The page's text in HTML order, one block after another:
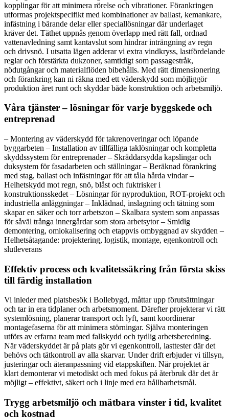
kopplingar för att minimera rörelse och vibrationer. Förankringen
utformas projektspecifikt med kombinationer av ballast, kemankare,
infästning i bärande delar eller speciallösningar där underlaget
kräver det. Täthet uppnås genom överlapp med rätt fall, ordnad
vattenavledning samt kantavslut som hindrar inträngning av regn
och drivsnö. I utsatta lägen adderar vi extra vindkryss, lastfördelande
reglar och förstärkta dukzoner, samtidigt som passagestråk,
nödutgångar och materialflöden bibehålls. Med rätt dimensionering
och förankring kan ni räkna med ett väderskydd som möjliggör
produktion året runt och skyddar både konstruktion och arbetsmiljö.
Våra tjänster – lösningar för varje byggskede och
entreprenad
– Montering av väderskydd för takrenoveringar och löpande
byggarbeten – Installation av tillfälliga taklösningar och kompletta
skyddssystem för entreprenader – Skräddarsydda kapslingar och
duksystem för fasadarbeten och ställningar – Beräknad förankring
med stag, ballast och infästningar för att tåla hårda vindar –
Helhetskydd mot regn, snö, blåst och fuktrisker i
konstruktionsskedet – Lösningar för nyproduktion, ROT-projekt och
industriella anläggningar – Inklädnad, inslagning och tätning som
skapar en säker och torr arbetszon – Skalbara system som anpassas
för såväl trånga innergårdar som stora arbetsytor – Smidig
demontering, omlokalisering och etappvis ombyggnad av skydden –
Helhetsåtagande: projektering, logistik, montage, egenkontroll och
slutleverans
Effektiv process och kvalitetssäkring från första skiss
till färdig installation
Vi inleder med platsbesök i Bollebygd, måttar upp förutsättningar
och tar in era tidplaner och arbetsmoment. Därefter projekterar vi rätt
systemlösning, planerar transport och lyft, samt koordinerar
montagefaserna för att minimera störningar. Själva monteringen
utförs av erfarna team med fallskydd och tydlig arbetsberedning.
När väderskyddet är på plats gör vi egenkontroll, lasttester där det
behövs och tätkontroll av alla skarvar. Under drift erbjuder vi tillsyn,
justeringar och återanpassning vid etappskiften. När projektet är
klart demonterar vi metodiskt och med fokus på återbruk där det är
möjligt – effektivt, säkert och i linje med era hållbarhetsmål.
Trygg arbetsmiljö och mätbara vinster i tid, kvalitet
och kostnad